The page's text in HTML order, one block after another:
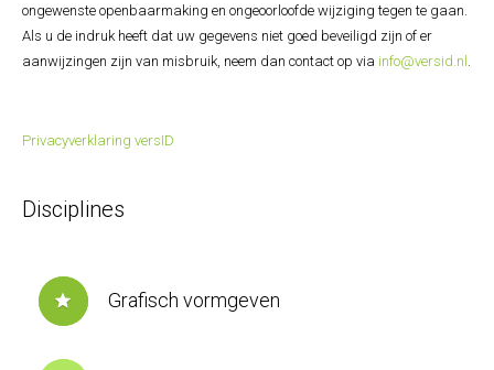
ongewenste openbaarmaking en ongeoorloofde wijziging tegen te gaan.
Als u de indruk heeft dat uw gegevens niet goed beveiligd zijn of er
aanwijzingen zijn van misbruik, neem dan contact op via info@versid.nl
Privacyverklaring versID
Disciplines
star Grafisch vormgeven